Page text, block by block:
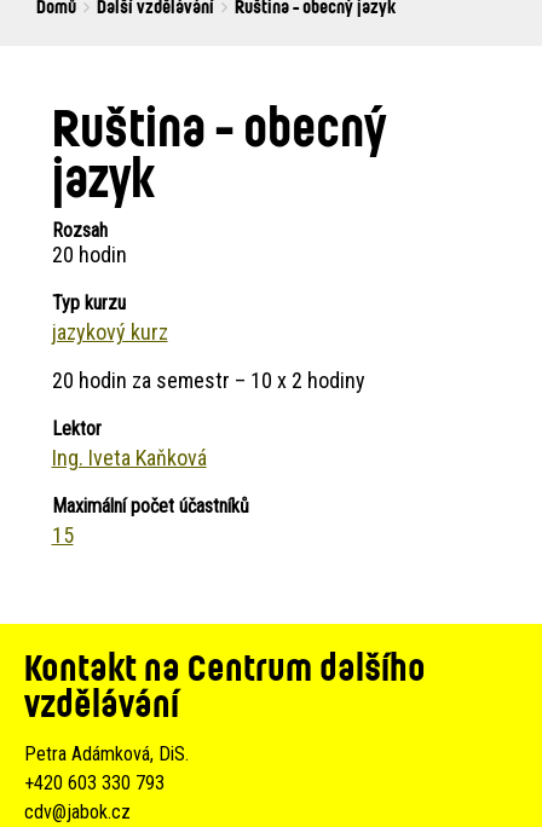
Breadcrumbs
You
Domů Další vzdělávání Ruština - obecný jazyk
Ruština - obecný
jazyk
Rozsah
20 hodin
Typ kurzu
jazykový kurz
20 hodin za semestr – 10 x 2 hodiny
Lektor
Ing. Iveta Kaňková
Maximální počet účastníků
15
Kontakt na Centrum dalšího
vzdělávání
Petra Adámková, DiS.
+420 603 330 793
cdv@jabok.cz